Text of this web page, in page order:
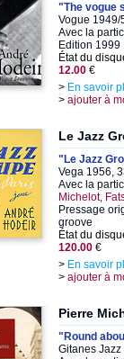
"The vogue
Vogue 1949/
Avec la
Edition 1999
État du
12.00 €
> En savoir
> ajouter à
Le Jazz
"Le Jazz
Vega 1956,
Avec la
Michelot,
Pressage
groove
État du
120.00 €
> En savoir
> ajouter à
Pierre
"Round
Gitanes